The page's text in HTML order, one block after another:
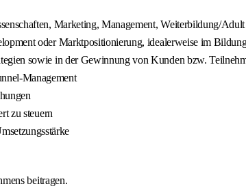
Marketing, Management, Weiterbildung/
oder Marktpositionierung, idealerweise im
sowie in der Gewinnung von Kunden bzw.
Management
zu steuern
beitragen.